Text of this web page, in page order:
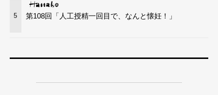
5 第108回「人工授精一回目で、なんと懐妊！」